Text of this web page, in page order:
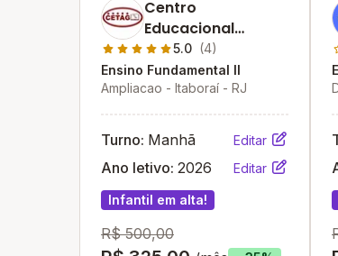
Centro
Educacional
Telnuza Alves
Galvao
5.0 (4)
Ensino Fundamental II
Ampliacao - Itaboraí - RJ
Turno: Manhã Editar
Ano letivo: 2026 Editar
Infantil em alta!
R$ 500,00